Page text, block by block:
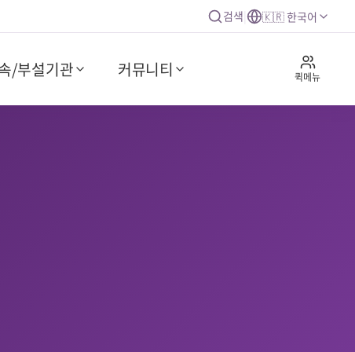
검색 🇰🇷 한국어
/부설기관 커뮤니티 퀵메뉴